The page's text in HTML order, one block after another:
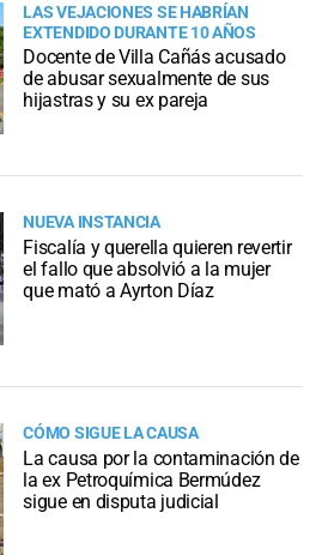
LAS VEJACIONES SE HABRÍAN
EXTENDIDO DURANTE 10 AÑOS
Docente de Villa Cañás acusado
de abusar sexualmente de sus
hijastras y su ex pareja
NUEVA INSTANCIA
Fiscalía y querella quieren revertir
el fallo que absolvió a la mujer
que mató a Ayrton Díaz
CÓMO SIGUE LA CAUSA
La causa por la contaminación de
la ex Petroquímica Bermúdez
sigue en disputa judicial